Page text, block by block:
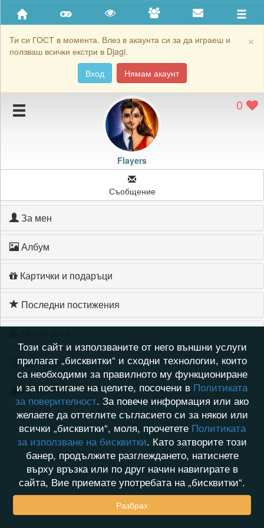
×
Ти си ГОСТ в момента. Влез в акаунта си за да играеш и
ползваш всички екстри в Djagi.
Вход
Нямам акаунт
Приятели
Хронология на игри
Подаръците на Flayers
Картичките на Flayers
0
Flayers
Съобщение
За мен
Албум
Картички и подаръци
Последни постижения
Хронология на игри
Активност
Този сайт и използваните от него външни услуги
прилагат „бисквитки“ и сходни технологии, които
са необходими за правилното му функциониране
и за постигане на целите, посочени в Политиката
за поверителност. За повече информация или ако
желаете да оттеглите съгласието си за някои или
всички „бисквитки“, моля, прочетете Политиката
за използване на бисквитки. Като затворите този
банер, продължите разглеждането, натиснете
върху връзка или по друг начин навигирате в
сайта, Вие приемате употребата на „бисквитки“.
Разбрах